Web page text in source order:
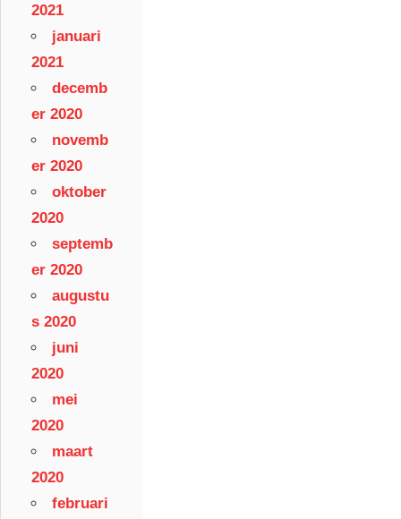
2021
januari
2021
decemb
er 2020
novemb
er 2020
oktober
2020
septemb
er 2020
augustu
s 2020
juni
2020
mei
2020
maart
2020
februari